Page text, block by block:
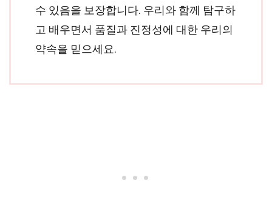
수 있음을 보장합니다. 우리와 함께 탐구하
고 배우면서 품질과 진정성에 대한 우리의
약속을 믿으세요.